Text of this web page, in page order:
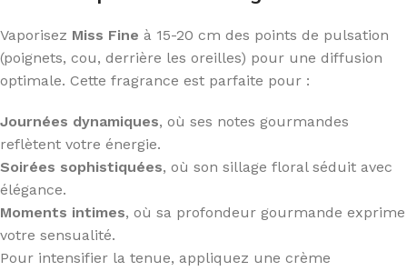
Vaporisez Miss Fine à 15-20 cm des points de pulsation
(poignets, cou, derrière les oreilles) pour une diffusion
optimale. Cette fragrance est parfaite pour :
Journées dynamiques, où ses notes gourmandes
reflètent votre énergie.
Soirées sophistiquées, où son sillage floral séduit avec
élégance.
Moments intimes, où sa profondeur gourmande exprime
votre sensualité.
Pour intensifier la tenue, appliquez une crème